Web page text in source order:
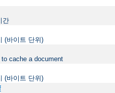
간
(바이트 단위)
cache a document
(바이트 단위)